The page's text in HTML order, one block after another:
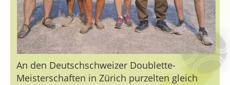
An den Deutschschweizer Doublette-
Meisterschaften in Zürich purzelten gleich